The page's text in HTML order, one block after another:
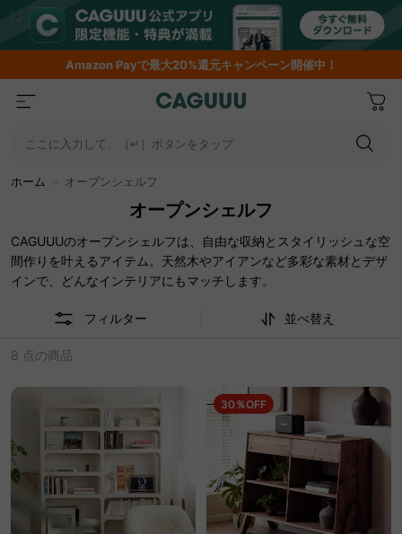
AmazonPayで最大20%還元キャンペーン開催中！
ここに入力して、［↵］ボタンをタップ
ホーム オープンシェルフ
オープンシェルフ
CAGUUUのオープンシェルフは、自由な収納とスタイリッシュな空
間作りを叶えるアイテム。天然木やアイアンなど多彩な素材とデザ
インで、どんなインテリアにもマッチします。
フィルター 並べ替え
8 点の商品
30％OFF